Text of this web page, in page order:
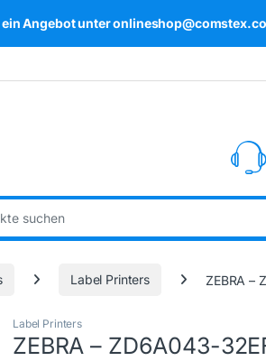
Angebot unter
Label Printers ZEBRA –
Label Printers
ZEBRA – ZD6A043-